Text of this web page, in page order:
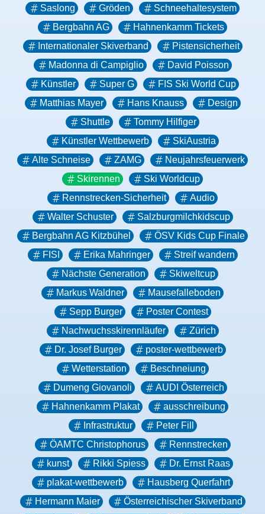
Saslong Gröden
Schneehaltesystem
Bergbahn AG
Hahnenkamm Tickets
Internationaler Skiverband
Pistensicherheit
Madonna di Campiglio
David Poisson
Künstler
Super G
FIS Ski World Cup
Matthias Mayer
Hans Knauss
Design
Shuttle
Tommy Hilfiger
Künstler Wettbewerb
SkiAustria
Alte Schneise
ZAMG
Neujahrsfeuerwerk
Skirennen
Ski Worldcup
Rennstrecken-Sicherheit
Audio
Walter Schuster
Salzburgmilchkidscup
Bergbahn AG Kitzbühel
ÖSV Kids Cup Finale
FISI
Erika Mahringer
Streif wandern
Nächste Generation
Skiweltcup
Markus Waldner
Mausefalleboden
Sepp Burger
Poster Contest
Nachwuchsskirennläufer
Zürich
Dr. Josef Burger
poster-wettbewerb
Wetterstation
Beschneiung
Dumeng Giovanoli
AUDI Österreich
Hahnenkamm Plakat
ausschreibung
Infrastruktur
Peter Fill
ÖAMTC Christophorus
Rennstrecken
kunst
Rikki Spiess
Dr. Ernst Raas
plakat-wettbewerb
Hausberg Querfahrt
Hermann Maier
Österreichischer Skiverband